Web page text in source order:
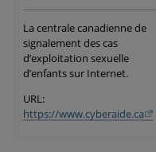
La centrale canadienne de
signalement des cas
d’exploitation sexuelle
d’enfants sur Internet.
URL:
https://www.cyberaide.ca